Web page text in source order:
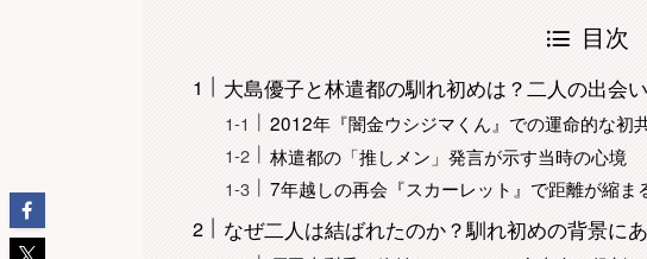
目次
大島優子と林遣都の馴れ初めは？二人の出会
2012年『闇金ウシジマくん』での運命的な初
林遣都の「推しメン」発言が示す当時の心境
7年越しの再会『スカーレット』で距離が縮ま
なぜ二人は結ばれたのか？馴れ初めの背景に